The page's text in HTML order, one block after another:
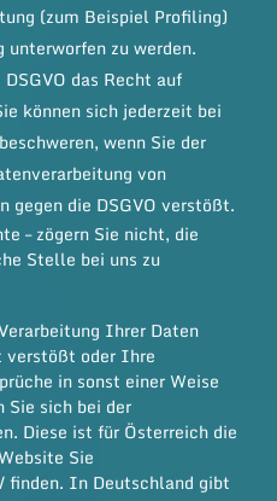
(zum Beispiel Profiling)
unterworfen zu werden.
das Recht auf
können sich jederzeit bei
wenn Sie der
von
gegen die DSGVO verstößt.
– zögern Sie nicht, die
Stelle bei uns zu
Ihrer Daten
verstößt oder Ihre
in sonst einer Weise
Sie sich bei der
Diese ist für Österreich die
Sie
finden. In Deutschland gibt